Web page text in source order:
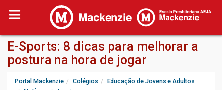
E-Sports: 8 dicas para melhorar a
postura na hora de jogar
Portal Mackenzie Colégios
Educação de Jovens e Adultos